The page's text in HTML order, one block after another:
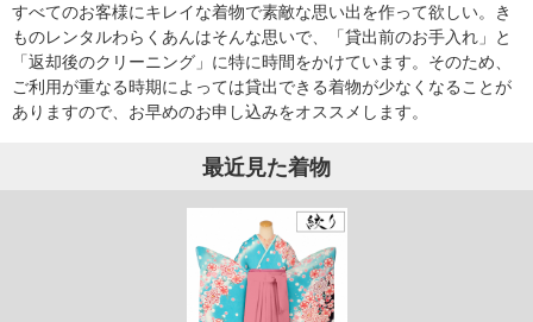
すべてのお客様にキレイな着物で素敵な思い出を作って欲しい。き
ものレンタルわらくあんはそんな思いで、「貸出前のお手入れ」と
「返却後のクリーニング」に特に時間をかけています。そのため、
ご利用が重なる時期によっては貸出できる着物が少なくなることが
ありますので、お早めのお申し込みをオススメします。
最近見た着物